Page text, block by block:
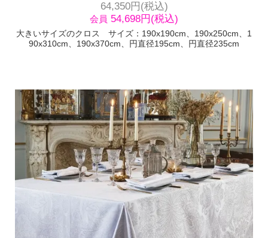
64,350円(税込)
会員 54,698円(税込)
大きいサイズのクロス サイズ：190x190cm、190x250cm、1
90x310cm、190x370cm、円直径195cm、円直径235cm